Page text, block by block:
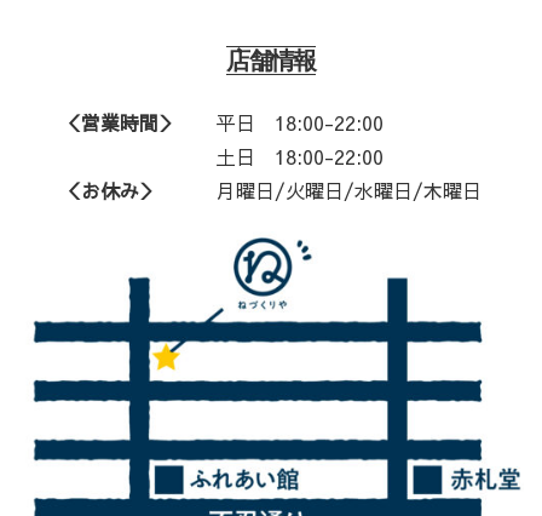
店舗情報
＜営業時間＞ 平日
18:00-22:00
土日 18:00-22:00
＜お休み＞ 月曜日/火曜日/水曜日/木曜日